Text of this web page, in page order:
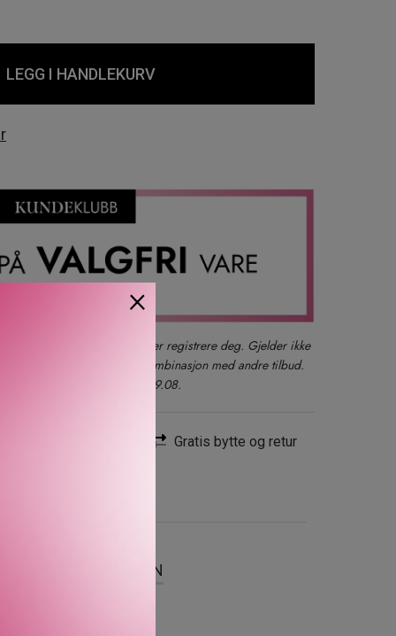
LEGG I HANDLEKURV
der du også kan logge inn eller registrere deg. Gjelder ikke
produkter, gavesett eller i kombinasjon med andre tilbud.
ett kjøp per kunde t.o.m. 09.08.
Gratis bytte og retur
OM MERKEVAREN
med sin nydelige
×